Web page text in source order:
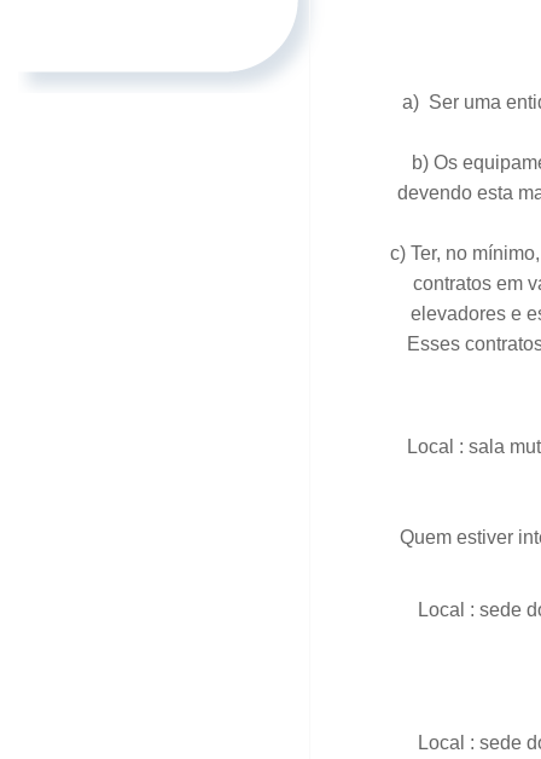
a) Ser uma
b) Os
devendo esta
c) Ter, no
contratos em
elevadores e
Esses
Local : sala
Quem estiver
Local : sede
Local : sede